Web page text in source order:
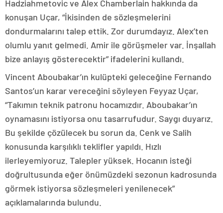
Hadziahmetovic ve Alex Chamberlain hakkında da
konuşan Uçar, “İkisinden de sözleşmelerini
dondurmalarını talep ettik. Zor durumdayız. Alex’ten
olumlu yanıt gelmedi. Amir ile görüşmeler var. İnşallah
bize anlayış gösterecektir” ifadelerini kullandı.
Vincent Aboubakar’ın kulüpteki geleceğine Fernando
Santos’un karar vereceğini söyleyen Feyyaz Uçar,
“Takımın teknik patronu hocamızdır. Aboubakar’ın
oynamasını istiyorsa onu tasarrufudur. Saygı duyarız.
Bu şekilde çözülecek bu sorun da. Cenk ve Salih
konusunda karşılıklı teklifler yapıldı. Hızlı
ilerleyemiyoruz. Talepler yüksek. Hocanın isteği
doğrultusunda eğer önümüzdeki sezonun kadrosunda
görmek istiyorsa sözleşmeleri yenilenecek”
açıklamalarında bulundu.